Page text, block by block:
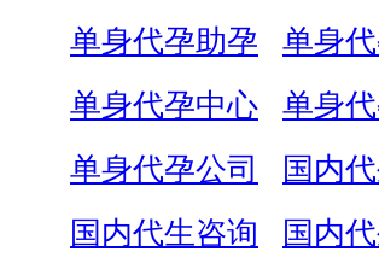
单身代孕助孕
单身
单身代孕中心
单身
单身代孕公司
国内
国内代生咨询
国内